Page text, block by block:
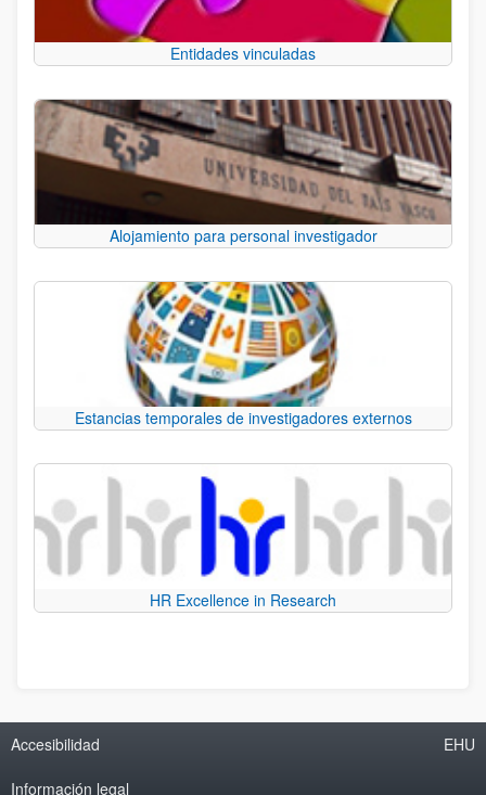
Entidades vinculadas
Alojamiento para personal investigador
Estancias temporales de investigadores externos
HR Excellence in Research
Accesibilidad
Información legal
EHU